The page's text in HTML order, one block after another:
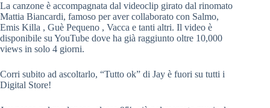
La canzone è accompagnata dal videoclip girato dal rinomato
Mattia Biancardi, famoso per aver collaborato con Salmo,
Emis Killa , Guè Pequeno , Vacca e tanti altri. Il video è
disponibile su YouTube dove ha già raggiunto oltre 10,000
views in solo 4 giorni.
Corri subito ad ascoltarlo, “Tutto ok” di Jay è fuori su tutti i
Digital Store!